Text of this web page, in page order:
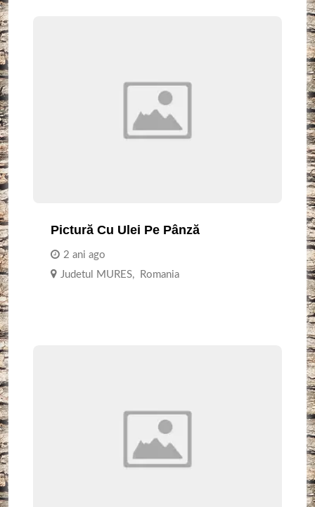
Pictură Cu Ulei Pe Pânză
2 ani ago
Judetul MURES, Romania